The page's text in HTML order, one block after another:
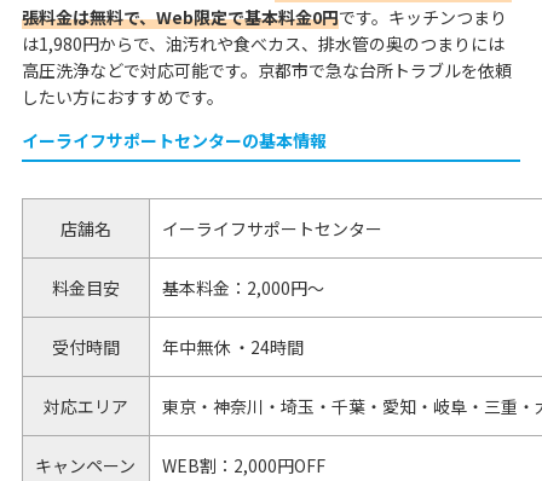
張料金は無料で、Web限定で基本料金0円です。キッチンつまり
は1,980円からで、油汚れや食べカス、排水管の奥のつまりには
高圧洗浄などで対応可能です。京都市で急な台所トラブルを依頼
したい方におすすめです。
イーライフサポートセンターの基本情報
店舗名 イーライフサポートセンター
料金目安 基本料金：2,000円～
受付時間 年中無休 ・24時間
対応エリア 東京・神奈川・埼玉・千葉・愛知・岐阜・三重
キャンペーン WEB割：2,000円OFF